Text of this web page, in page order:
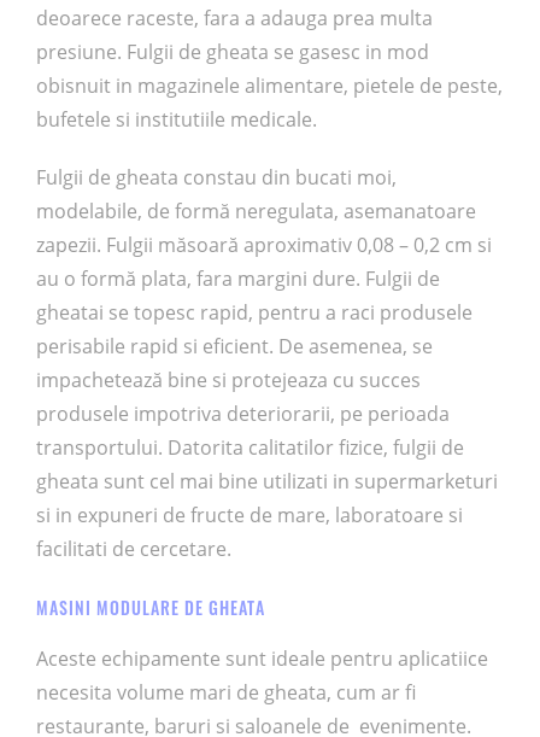
deoarece raceste, fara a adauga prea multa
presiune. Fulgii de gheata se gasesc in mod
obisnuit in magazinele alimentare, pietele de peste,
bufetele si institutiile medicale.
Fulgii de gheata constau din bucati moi,
modelabile, de formă neregulata, asemanatoare
zapezii. Fulgii măsoară aproximativ 0,08 – 0,2 cm si
au o formă plata, fara margini dure. Fulgii de
gheatai se topesc rapid, pentru a raci produsele
perisabile rapid si eficient. De asemenea, se
impachetează bine si protejeaza cu succes
produsele impotriva deteriorarii, pe perioada
transportului. Datorita calitatilor fizice, fulgii de
gheata sunt cel mai bine utilizati in supermarketuri
si in expuneri de fructe de mare, laboratoare si
facilitati de cercetare.
MASINI MODULARE DE GHEATA
Aceste echipamente sunt ideale pentru aplicatiice
necesita volume mari de gheata, cum ar fi
restaurante, baruri si saloanele de evenimente.